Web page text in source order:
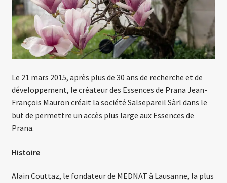
Le 21 mars 2015, après plus de 30 ans de recherche et de
développement, le créateur des Essences de Prana Jean-
François Mauron créait la société Salsepareil Sàrl dans le
but de permettre un accès plus large aux Essences de
Prana.
Histoire
Alain Couttaz, le fondateur de MEDNAT à Lausanne, la plus